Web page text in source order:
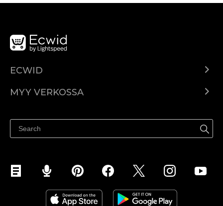
ECWID
Hinnoittelu
MYY VERKOSSA
Myy Facebookissa
Myy Instagramissa